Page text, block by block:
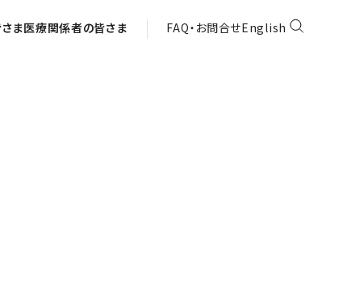
ま医療関係者の皆さま FAQ・お問合せEnglish